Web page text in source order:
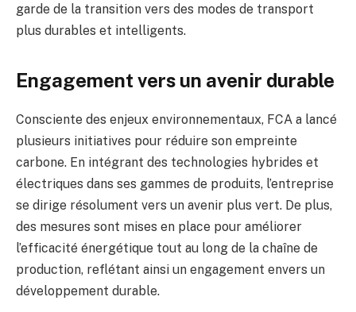
garde de la transition vers des modes de transport
plus durables et intelligents.
Engagement vers un avenir durable
Consciente des enjeux environnementaux, FCA a lancé
plusieurs initiatives pour réduire son empreinte
carbone. En intégrant des technologies hybrides et
électriques dans ses gammes de produits, l’entreprise
se dirige résolument vers un avenir plus vert. De plus,
des mesures sont mises en place pour améliorer
l’efficacité énergétique tout au long de la chaîne de
production, reflétant ainsi un engagement envers un
développement durable.